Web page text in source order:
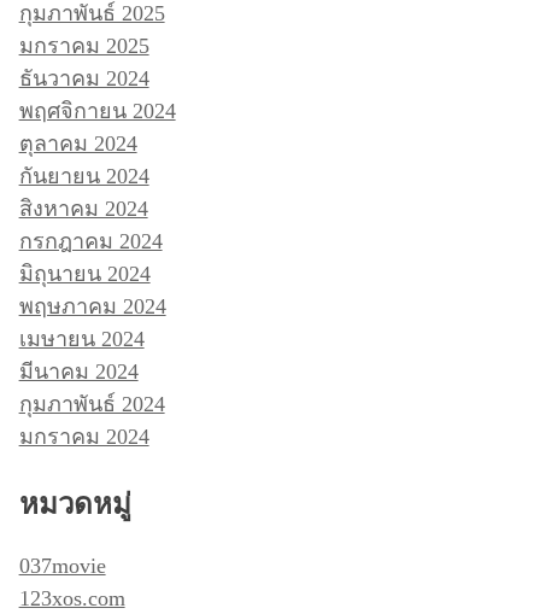
กุมภาพันธ์ 2025
มกราคม 2025
ธันวาคม 2024
พฤศจิกายน 2024
ตุลาคม 2024
กันยายน 2024
สิงหาคม 2024
กรกฎาคม 2024
มิถุนายน 2024
พฤษภาคม 2024
เมษายน 2024
มีนาคม 2024
กุมภาพันธ์ 2024
มกราคม 2024
หมวดหมู่
037movie
123xos.com